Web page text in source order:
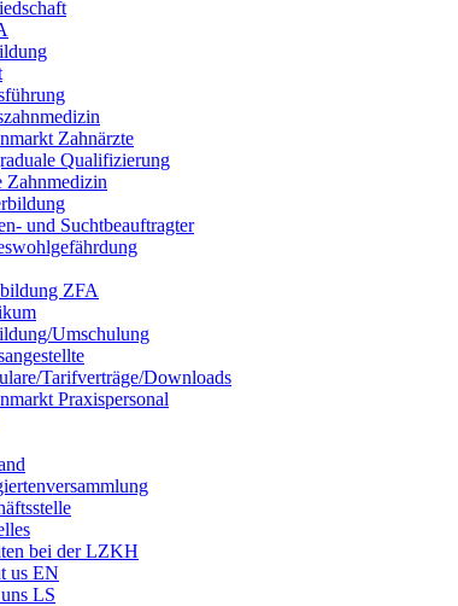
Zahnärzte
Qualifizierung
Zahnmedizin
und Suchtbeauftragter
ZFA
Umschulung
Tarifverträge/Downloads
Praxispersonal
bei der LZKH
us EN
LS